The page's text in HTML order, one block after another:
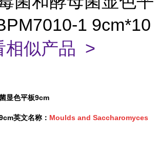
1 9cm*10
相似产品 >
显色平板9cm
英文名称： Moulds and Saccharomyces